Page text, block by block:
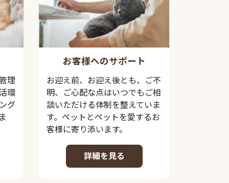
理
環
グ
お客様へのサポート
お迎え前、お迎え後とも、ご不
明、ご心配な点はいつでもご相
談いただける体制を整えていま
す。ペットとペットを愛するお
客様に寄り添います。
詳細を見る